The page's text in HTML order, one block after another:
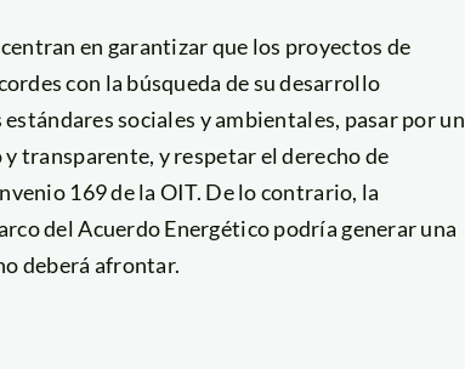
en garantizar que los proyectos de
con la búsqueda de su desarrollo
sociales y ambientales, pasar por un
transparente, y respetar el derecho de
169 de la OIT. De lo contrario, la
del Acuerdo Energético podría generar una
deberá afrontar.